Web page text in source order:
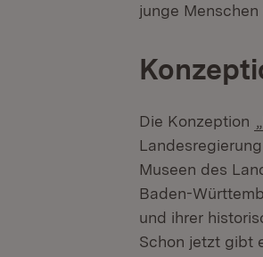
junge
Die Konzeption
Museen des
Baden-
und ihrer
Schon jetzt gibt